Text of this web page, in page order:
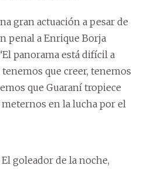
gran actuación a pesar de
penal a Enrique Borja
panorama está difícil a
que creer, tenemos
que Guaraní tropiece
en la lucha por el
goleador de la noche,